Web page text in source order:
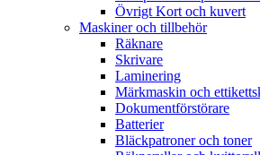
Övrigt Kort och kuvert
Maskiner och tillbehör
Räknare
Skrivare
Laminering
Märkmaskin och
Dokumentförstörare
Batterier
Bläckpatroner och toner